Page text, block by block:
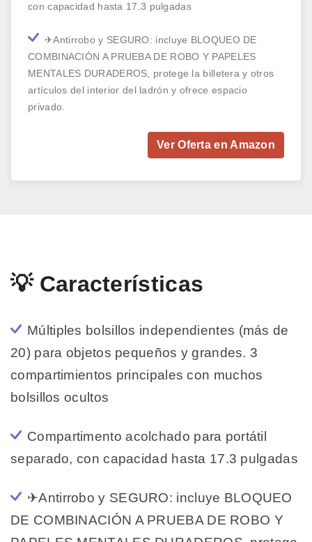
con capacidad hasta 17.3 pulgadas
✈Antirrobo y SEGURO: incluye BLOQUEO DE
COMBINACIÓN A PRUEBA DE ROBO Y PAPELES
MENTALES DURADEROS, protege la billetera y otros
artículos del interior del ladrón y ofrece espacio
privado.
Ver Oferta en Amazon
💡 Características
Múltiples bolsillos independientes (más de
20) para objetos pequeños y grandes. 3
compartimientos principales con muchos
bolsillos ocultos
Compartimento acolchado para portátil
separado, con capacidad hasta 17.3 pulgadas
✈Antirrobo y SEGURO: incluye BLOQUEO
DE COMBINACIÓN A PRUEBA DE ROBO Y